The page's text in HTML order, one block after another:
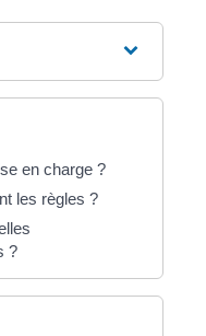
en charge ?
les règles ?
?